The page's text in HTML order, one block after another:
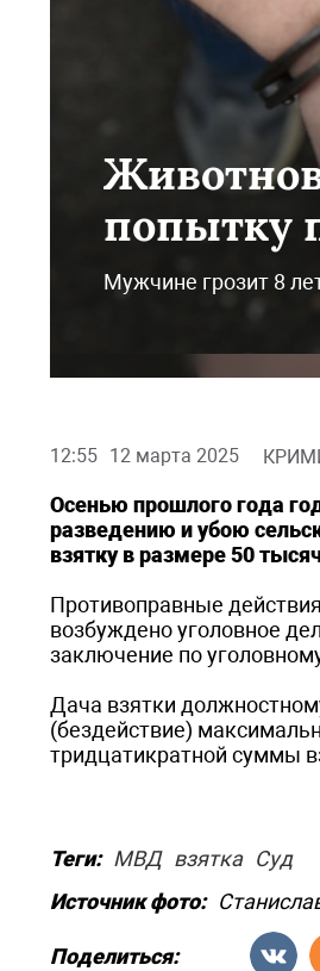
попытку
Мужчине грозит 8
12:55 12 марта 2025
Осенью прошлого года
разведению и убою
взятку в размере 50
Противоправные
возбуждено уголовное
заключение по
Дача взятки
(бездействие)
тридцатикратной суммы
Теги: МВД взятка Суд
Источник фото:
Поделиться: